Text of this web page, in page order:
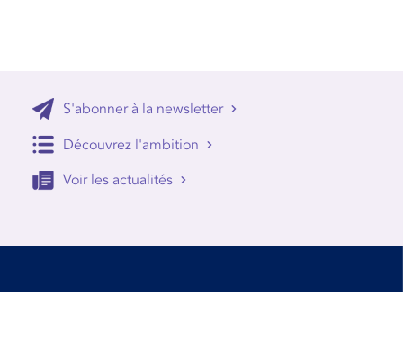
S'abonner à la newsletter
Découvrez l'ambition
Voir les actualités